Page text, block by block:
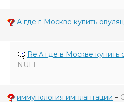
А где в Москве купить
Re:А где в Москве купить
NULL
иммунология имплантации –